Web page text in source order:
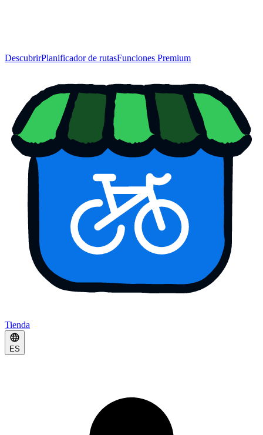
DescubrirPlanificador de rutasFunciones Premium
Tienda
ES